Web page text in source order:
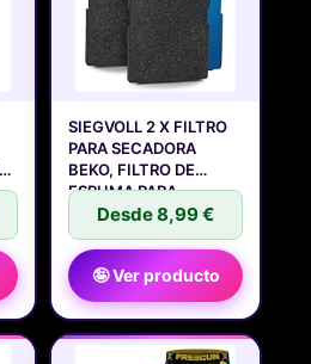
SIEGVOLL 2 X FILTRO
PARA SECADORA
BEKO, FILTRO DE
ESPUMA PARA
Desde 8,99 €
🤪 Ver producto